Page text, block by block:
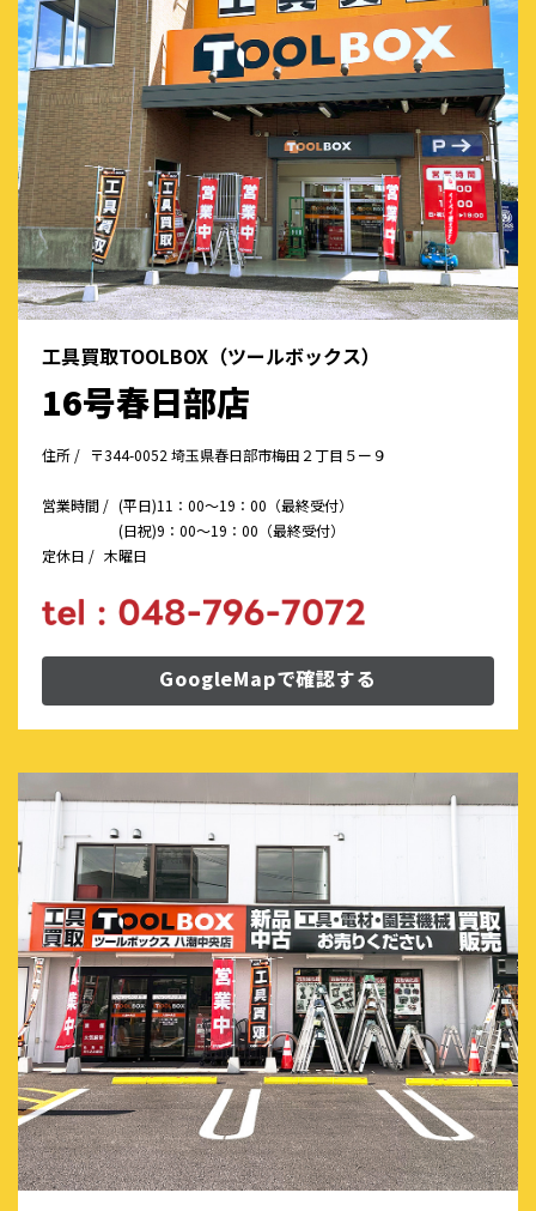
工具買取TOOLBOX（ツールボックス）
16号春日部店
住所 / 〒344-0052 埼玉県春日部市梅田２丁目５ー９
営業時間 / (平日)11：00～19：00（最終受付）
(日祝)9：00～19：00（最終受付）
定休日 / 木曜日
GoogleMapで確認する